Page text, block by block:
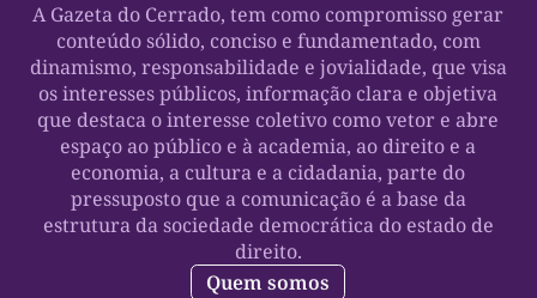
A Gazeta do Cerrado, tem como compromisso gerar
conteúdo sólido, conciso e fundamentado, com
dinamismo, responsabilidade e jovialidade, que visa
os interesses públicos, informação clara e objetiva
que destaca o interesse coletivo como vetor e abre
espaço ao público e à academia, ao direito e a
economia, a cultura e a cidadania, parte do
pressuposto que a comunicação é a base da
estrutura da sociedade democrática do estado de
direito.
Quem somos